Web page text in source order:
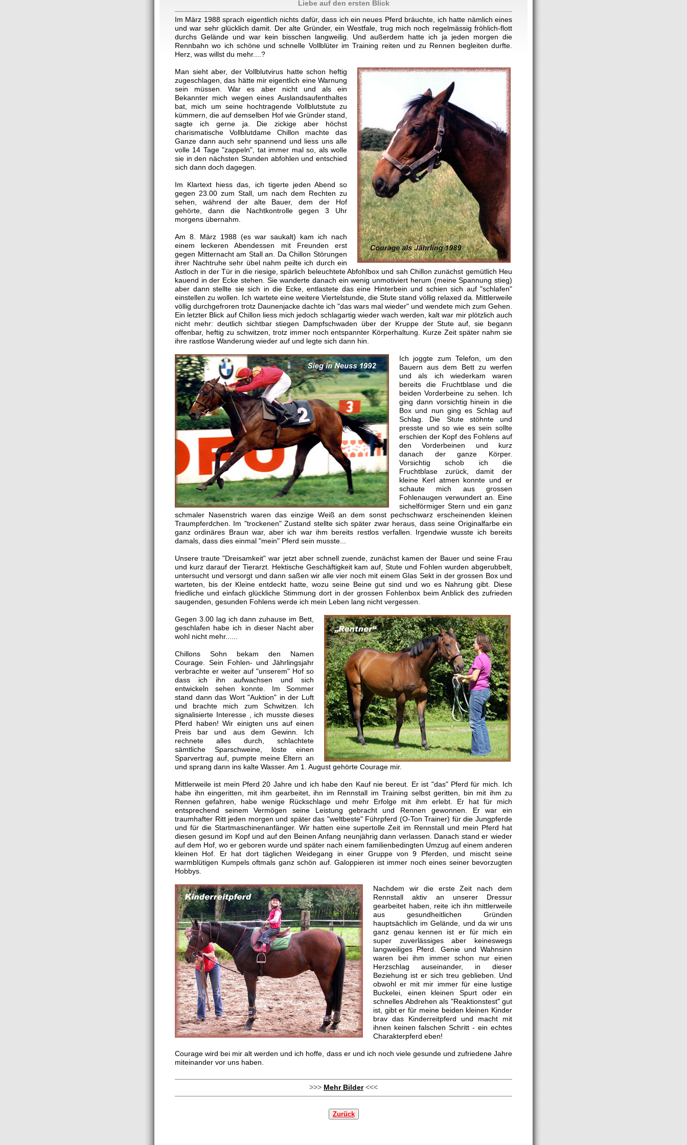
Liebe auf den ersten Blick
Im März 1988 sprach eigentlich nichts dafür, dass ich ein neues Pferd bräuchte, ich hatte nämlich eines
und war sehr glücklich damit. Der alte Gründer, ein Westfale, trug mich noch regelmässig fröhlich-flott
durchs Gelände und war kein bisschen langweilig. Und außerdem hatte ich ja jeden morgen die
Rennbahn wo ich schöne und schnelle Vollblüter im Training reiten und zu Rennen begleiten durfte.
Herz, was willst du mehr....?
Man sieht aber, der Vollblutvirus hatte schon heftig
zugeschlagen, das hätte mir eigentlich eine Warnung
sein müssen. War es aber nicht und als ein
Bekannter mich wegen eines Auslandsaufenthaltes
bat, mich um seine hochtragende Vollblutstute zu
kümmern, die auf demselben Hof wie Gründer stand,
sagte ich gerne ja. Die zickige aber höchst
charismatische Vollblutdame Chillon machte das
Ganze dann auch sehr spannend und liess uns alle
volle 14 Tage "zappeln", tat immer mal so, als wolle
sie in den nächsten Stunden abfohlen und entschied
sich dann doch dagegen.
Im Klartext hiess das, ich tigerte jeden Abend so
gegen 23.00 zum Stall, um nach dem Rechten zu
sehen, während der alte Bauer, dem der Hof
gehörte, dann die Nachtkontrolle gegen 3 Uhr
morgens übernahm.
Am 8. März 1988 (es war saukalt) kam ich nach
einem leckeren Abendessen mit Freunden erst
gegen Mitternacht am Stall an. Da Chillon Störungen
ihrer Nachtruhe sehr übel nahm peilte ich durch ein
Astloch in der Tür in die riesige, spärlich beleuchtete Abfohlbox und sah Chillon zunächst gemütlich Heu
kauend in der Ecke stehen. Sie wanderte danach ein wenig unmotiviert herum (meine Spannung stieg)
aber dann stellte sie sich in die Ecke, entlastete das eine Hinterbein und schien sich auf "schlafen"
einstellen zu wollen. Ich wartete eine weitere Viertelstunde, die Stute stand völlig relaxed da. Mittlerweile
völlig durchgefroren trotz Daunenjacke dachte ich "das wars mal wieder" und wendete mich zum Gehen.
Ein letzter Blick auf Chillon liess mich jedoch schlagartig wieder wach werden, kalt war mir plötzlich auch
nicht mehr: deutlich sichtbar stiegen Dampfschwaden über der Kruppe der Stute auf, sie begann
offenbar, heftig zu schwitzen, trotz immer noch entspannter Körperhaltung. Kurze Zeit später nahm sie
ihre rastlose Wanderung wieder auf und legte sich dann hin.
Ich joggte zum Telefon, um den
Bauern aus dem Bett zu werfen
und als ich wiederkam waren
bereits die Fruchtblase und die
beiden Vorderbeine zu sehen. Ich
ging dann vorsichtig hinein in die
Box und nun ging es Schlag auf
Schlag. Die Stute stöhnte und
presste und so wie es sein sollte
erschien der Kopf des Fohlens auf
den Vorderbeinen und kurz
danach der ganze Körper.
Vorsichtig schob ich die
Fruchtblase zurück, damit der
kleine Kerl atmen konnte und er
schaute mich aus grossen
Fohlenaugen verwundert an. Eine
sichelförmiger Stern und ein ganz
schmaler Nasenstrich waren das einzige Weiß an dem sonst pechschwarz erscheinenden kleinen
Traumpferdchen. Im "trockenen" Zustand stellte sich später zwar heraus, dass seine Originalfarbe ein
ganz ordinäres Braun war, aber ich war ihm bereits restlos verfallen. Irgendwie wusste ich bereits
damals, dass dies einmal "mein" Pferd sein musste...
Unsere traute "Dreisamkeit" war jetzt aber schnell zuende, zunächst kamen der Bauer und seine Frau
und kurz darauf der Tierarzt. Hektische Geschäftigkeit kam auf, Stute und Fohlen wurden abgerubbelt,
untersucht und versorgt und dann saßen wir alle vier noch mit einem Glas Sekt in der grossen Box und
warteten, bis der Kleine entdeckt hatte, wozu seine Beine gut sind und wo es Nahrung gibt. Diese
friedliche und einfach glückliche Stimmung dort in der grossen Fohlenbox beim Anblick des zufrieden
saugenden, gesunden Fohlens werde ich mein Leben lang nicht vergessen.
Gegen 3.00 lag ich dann zuhause im Bett,
geschlafen habe ich in dieser Nacht aber
wohl nicht mehr......
Chillons Sohn bekam den Namen
Courage. Sein Fohlen- und Jährlingsjahr
verbrachte er weiter auf "unserem" Hof so
dass ich ihn aufwachsen und sich
entwickeln sehen konnte. Im Sommer
stand dann das Wort "Auktion" in der Luft
und brachte mich zum Schwitzen. Ich
signalisierte Interesse , ich musste dieses
Pferd haben! Wir einigten uns auf einen
Preis bar und aus dem Gewinn. Ich
rechnete alles durch, schlachtete
sämtliche Sparschweine, löste einen
Sparvertrag auf, pumpte meine Eltern an
und sprang dann ins kalte Wasser. Am 1. August gehörte Courage mir.
Mittlerweile ist mein Pferd 20 Jahre und ich habe den Kauf nie bereut. Er ist "das" Pferd für mich. Ich
habe ihn eingeritten, mit ihm gearbeitet, ihn im Rennstall im Training selbst geritten, bin mit ihm zu
Rennen gefahren, habe wenige Rückschlage und mehr Erfolge mit ihm erlebt. Er hat für mich
entsprechend seinem Vermögen seine Leistung gebracht und Rennen gewonnen. Er war ein
traumhafter Ritt jeden morgen und später das "weltbeste" Führpferd (O-Ton Trainer) für die Jungpferde
und für die Startmaschinenanfänger. Wir hatten eine supertolle Zeit im Rennstall und mein Pferd hat
diesen gesund im Kopf und auf den Beinen Anfang neunjährig dann verlassen. Danach stand er wieder
auf dem Hof, wo er geboren wurde und später nach einem familienbedingten Umzug auf einem anderen
kleinen Hof. Er hat dort täglichen Weidegang in einer Gruppe von 9 Pferden, und mischt seine
warmblütigen Kumpels oftmals ganz schön auf. Galoppieren ist immer noch eines seiner bevorzugten
Hobbys.
Nachdem wir die erste Zeit nach dem
Rennstall aktiv an unserer Dressur
gearbeitet haben, reite ich ihn mittlerweile
aus gesundheitlichen Gründen
hauptsächlich im Gelände, und da wir uns
ganz genau kennen ist er für mich ein
super zuverlässiges aber keineswegs
langweiliges Pferd. Genie und Wahnsinn
waren bei ihm immer schon nur einen
Herzschlag auseinander, in dieser
Beziehung ist er sich treu geblieben. Und
obwohl er mit mir immer für eine lustige
Buckelei, einen kleinen Spurt oder ein
schnelles Abdrehen als "Reaktionstest" gut
ist, gibt er für meine beiden kleinen Kinder
brav das Kinderreitpferd und macht mit
ihnen keinen falschen Schritt - ein echtes
Charakterpferd eben!
Courage wird bei mir alt werden und ich hoffe, dass er und ich noch viele gesunde und zufriedene Jahre
miteinander vor uns haben.
>>> Mehr Bilder<<<
Zurück